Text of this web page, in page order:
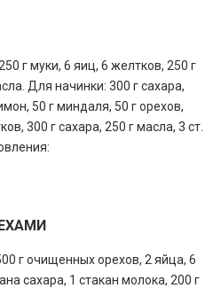
г муки, 6 яиц, 6 желтков, 250 г
Для начинки: 300 г сахара,
50 г миндаля, 50 г орехов,
300 г сахара, 250 г масла, 3 ст.
г очищенных орехов, 2 яйца, 6
сахара, 1 стакан молока, 200 г